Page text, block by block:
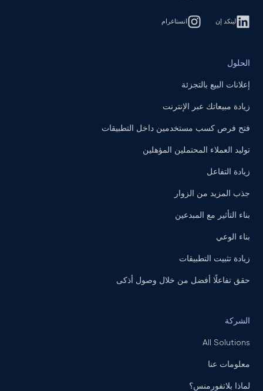
لينكد إن انستاغرام
الحلول
إعلانات البيع بالتجزئة
زيادة مبيعاتك عبر الإنترنت
فتح فرص كسب مستخدمين داخل التطبيقات
توليد العملاء المحتملين المؤهلين
زيادة التفاعل
جذب المزيد من الزوار
بناء التأثير مع المبدعين
بناء الوعي
زيادة تثبيت التطبيقات
حقق تفاعلًا أفضل من خلال وصول أذكى
الشركة
All Solutions
معلومات عنا
لماذا بلاتفورمنس؟